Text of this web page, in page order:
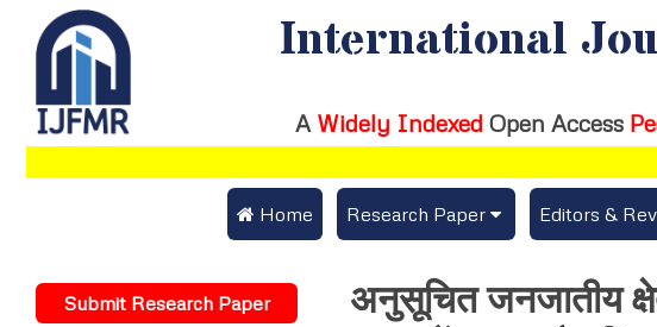
International
A Widely Indexed Open Access
Home Research Paper
Publication Guidelines
Editors &
Join as a
Submit Research Paper
अनुसूचित जनजातीय